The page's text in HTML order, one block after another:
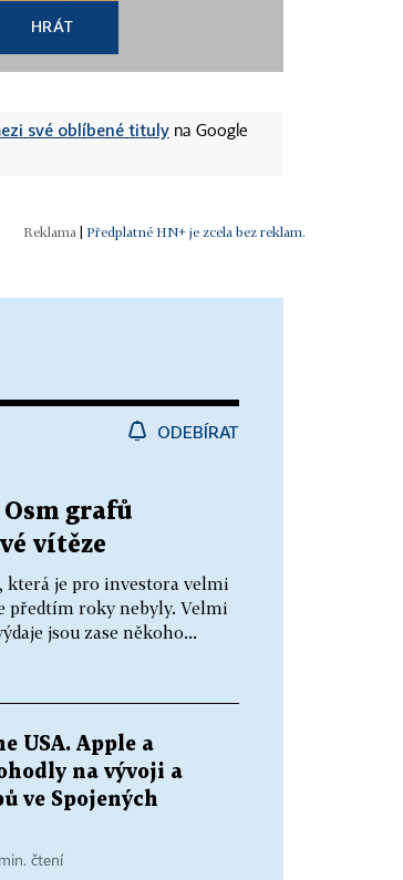
HRÁT
své oblíbené tituly na Google
Předplatné HN+ je zcela bez reklam.
ODEBÍRAT
grafů
vítěze
je pro investora velmi
předtím roky nebyly. Velmi
jsou zase někoho...
USA. Apple a
na vývoji a
ve Spojených
čtení